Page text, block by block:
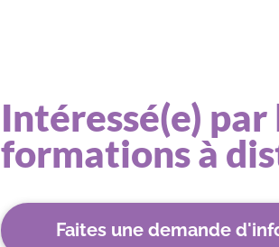
Intéressé(e) par
formations à
Faites une demande